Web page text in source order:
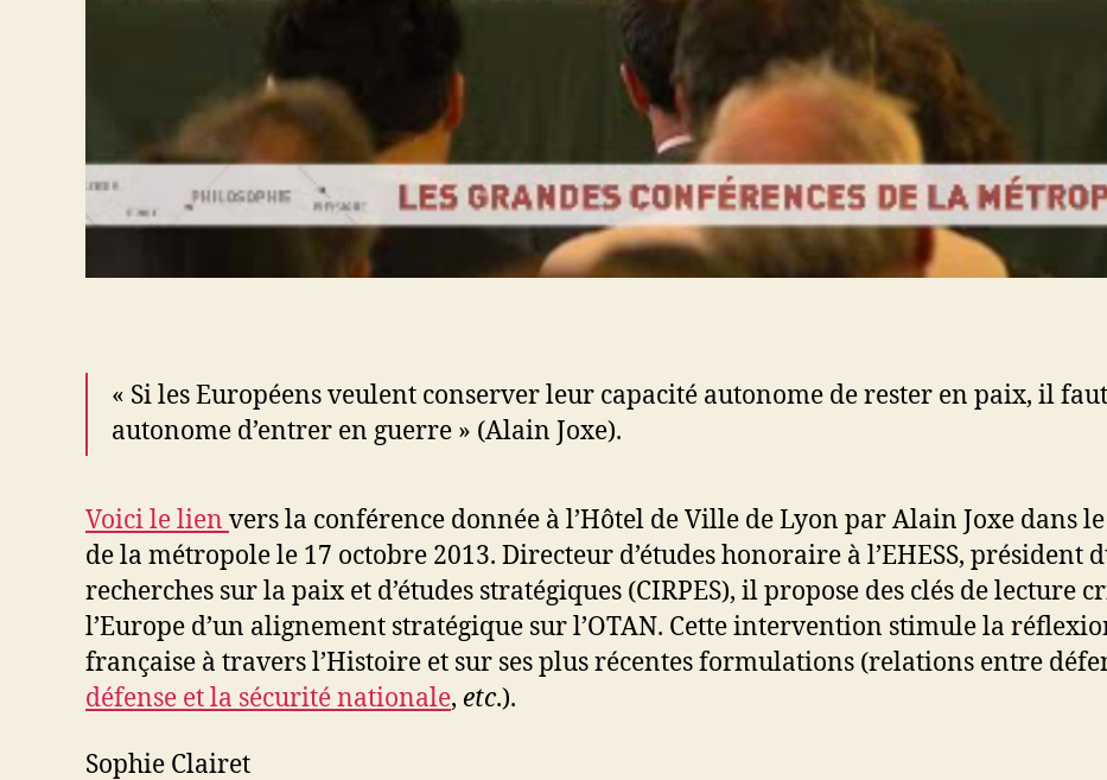
« Si les Européens veulent conserver leur capacité autonome de rester en paix, il
autonome d’entrer en guerre » (Alain Joxe).
Voici le lien vers la conférence donnée à l’Hôtel de Ville de Lyon par Alain Joxe dans
de la métropole le 17 octobre 2013. Directeur d’études honoraire à l’EHESS,
recherches sur la paix et d’études stratégiques (CIRPES), il propose des clés de lecture
l’Europe d’un alignement stratégique sur l’OTAN. Cette intervention stimule la
française à travers l’Histoire et sur ses plus récentes formulations (relations entre
défense et la sécurité nationale, etc.).
Sophie Clairet